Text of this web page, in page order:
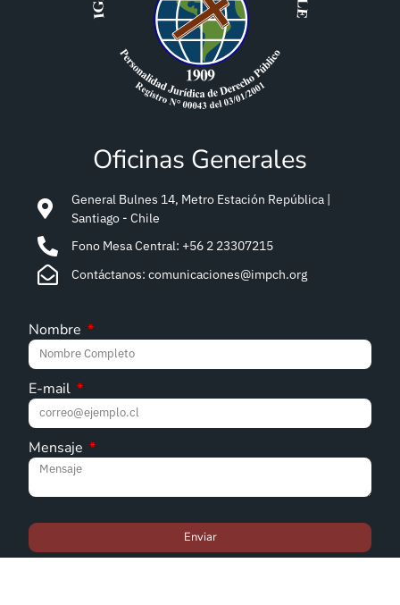
Oficinas Generales
General Bulnes 14, Metro Estación República |
Santiago - Chile
Fono Mesa Central: +56 2 23307215
Contáctanos: comunicaciones@impch.org
Nombre
E-mail
Mensaje
Enviar